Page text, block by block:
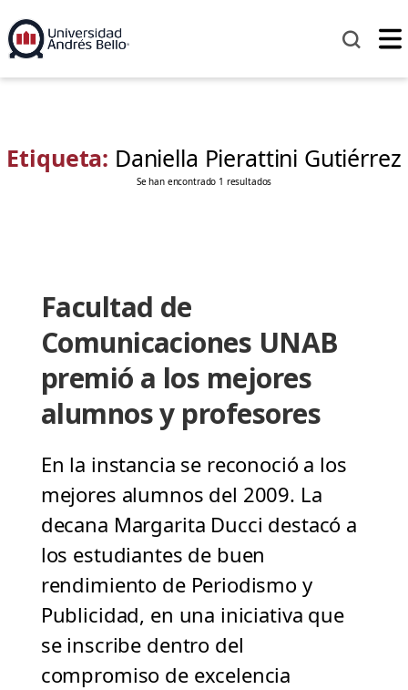
Etiqueta: Daniella Pierattini Gutiérrez
Se han encontrado 1 resultados
Facultad de
Comunicaciones UNAB
premió a los mejores
alumnos y profesores
En la instancia se reconoció a los
mejores alumnos del 2009. La
decana Margarita Ducci destacó a
los estudiantes de buen
rendimiento de Periodismo y
Publicidad, en una iniciativa que
se inscribe dentro del
compromiso de excelencia